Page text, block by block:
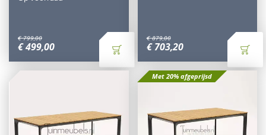
€ 799,00
€499,00
€ 879,00
€ 703,20
Met 20% afgeprijsd